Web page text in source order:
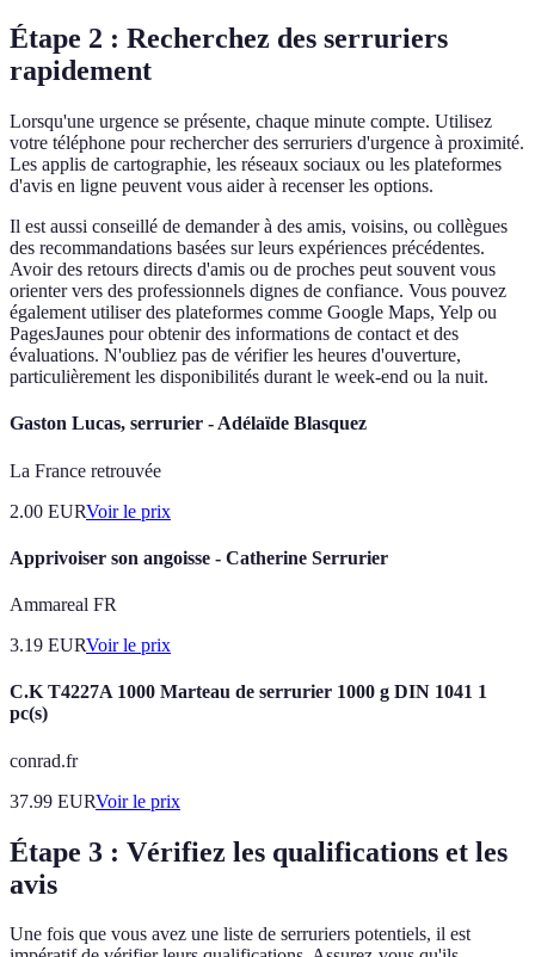
Étape 2 : Recherchez des serruriers
rapidement
Lorsqu'une urgence se présente, chaque minute compte. Utilisez
votre téléphone pour rechercher des serruriers d'urgence à proximité.
Les applis de cartographie, les réseaux sociaux ou les plateformes
d'avis en ligne peuvent vous aider à recenser les options.
Il est aussi conseillé de demander à des amis, voisins, ou collègues
des recommandations basées sur leurs expériences précédentes.
Avoir des retours directs d'amis ou de proches peut souvent vous
orienter vers des professionnels dignes de confiance. Vous pouvez
également utiliser des plateformes comme Google Maps, Yelp ou
PagesJaunes pour obtenir des informations de contact et des
évaluations. N'oubliez pas de vérifier les heures d'ouverture,
particulièrement les disponibilités durant le week-end ou la nuit.
Gaston Lucas, serrurier - Adélaïde Blasquez
La France retrouvée
2.00 EURVoir le prix
Apprivoiser son angoisse - Catherine Serrurier
Ammareal FR
3.19 EURVoir le prix
C.K T4227A 1000 Marteau de serrurier 1000 g DIN 1041 1
pc(s)
conrad.fr
37.99 EURVoir le prix
Étape 3 : Vérifiez les qualifications et les
avis
Une fois que vous avez une liste de serruriers potentiels, il est